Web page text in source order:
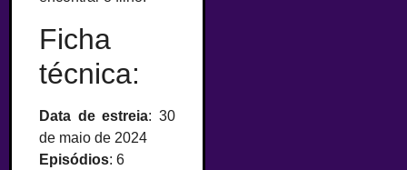
Ficha
técnica:
Data de estreia: 30
de maio de 2024
Episódios: 6